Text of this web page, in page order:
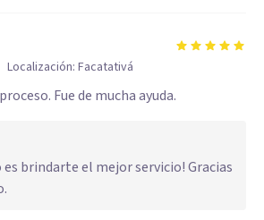
Localización: Facatativá
Fue de mucha ayuda.
brindarte el mejor servicio! Gracias